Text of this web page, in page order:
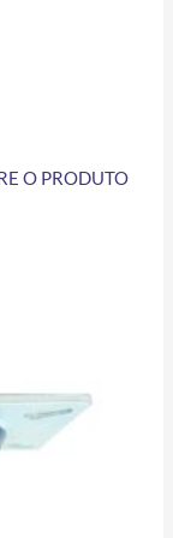
O PRODUTO